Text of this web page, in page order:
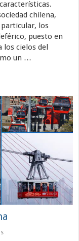
Marzo
2026
chilena,
particular, los
puesto en
los cielos del
un …
en